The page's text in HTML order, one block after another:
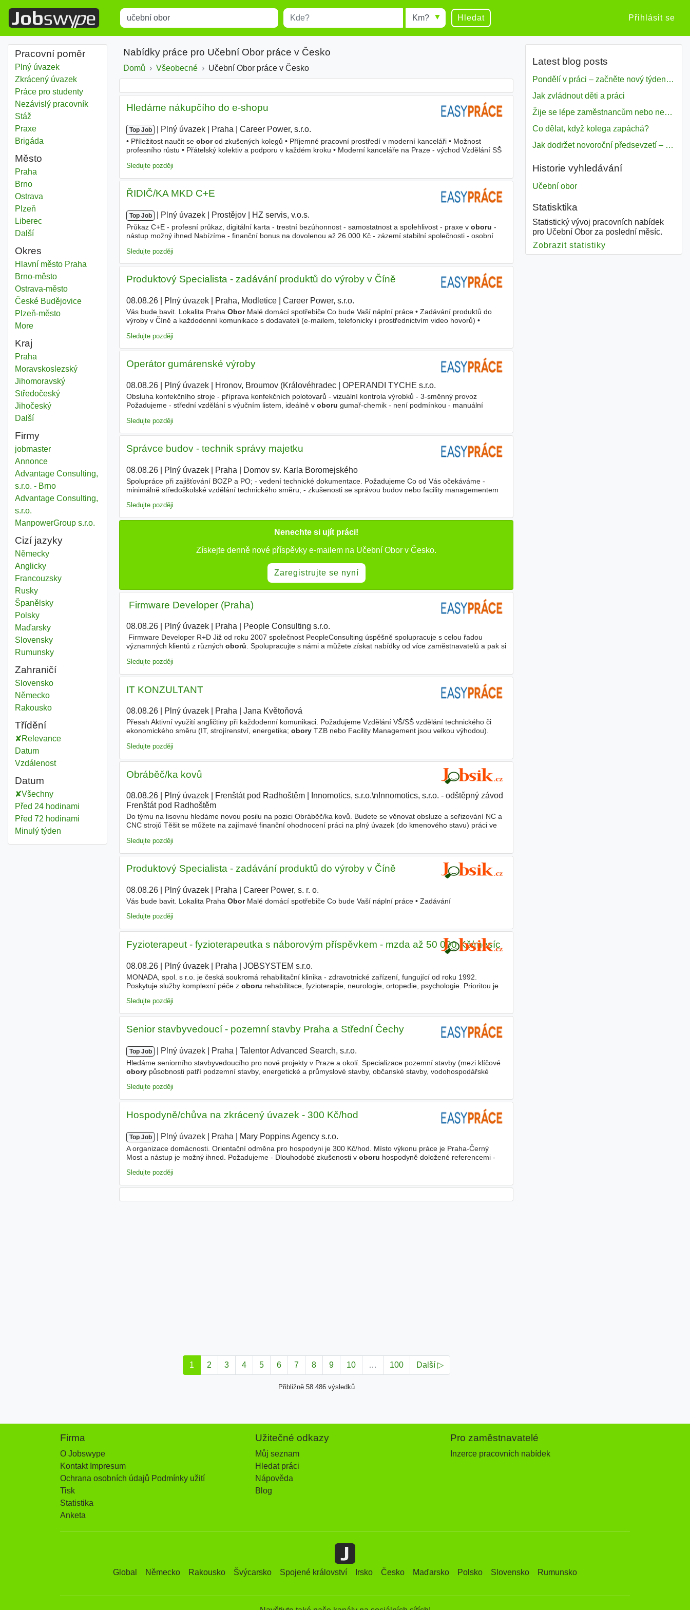
Title Místo
results.
Radius Hledat Přihlásit se
Pracovní poměr
Plný úvazek
Zkrácený úvazek
Práce pro studenty
Nezávislý pracovník
Stáž
Praxe
Brigáda
Město
Učební obor
Praha
Učební obor
Brno
Učební obor
Ostrava
Učební obor
Plzeň
Učební obor
Liberec
Dalšíměsta
Okres
Učební obor
Hlavní město Praha
Učební obor
Brno-městoOkres
Učební obor
Ostrava-městoOkres
Učební obor
České BudějoviceOkres
Učební obor
Plzeň-městoOkres
Moredistricts
Kraj
Učební obor
Praha
Učební obor
MoravskoslezskýKraj
Učební obor
JihomoravskýKraj
Učební obor
StředočeskýKraj
Učební obor
JihočeskýKraj
Dalšíkraj
Firmy
jobmaster
Annonce
Advantage Consulting,
s.r.o. - Brno
Advantage Consulting,
s.r.o.
ManpowerGroup s.r.o.
Cizí jazyky
Německy
Anglicky
Francouzsky
Rusky
Španělsky
Polsky
Maďarsky
Slovensky
Rumunsky
Zahraničí
Učební obor
Slovensko
Učební obor
Německo
Učební obor
Rakousko
Třídění
Relevance
Datum
Vzdálenost
Datum
Všechny
Před 24 hodinami
Před 72 hodinami
Minulý týden
Nabídky práce pro Učební Obor práce v Česko
Domů Všeobecné Učební Obor práce v Česko
Hledáme nákupčího do e-shopu
Top Job Plný úvazek Praha Career Power, s.r.o.
• Příležitost naučit se oborod zkušených kolegů • Příjemné pracovní prostředí v moderní kanceláři • Možnost
profesního růstu • Přátelský kolektiv a podporu v každém kroku • Moderní kanceláře na Praze - východ Vzdělání SŠ
Sledujte později
ŘIDIČ/KA MKD C+E
Top Job Plný úvazek Prostějov HZ servis, v.o.s.
Průkaz C+E - profesní průkaz, digitální karta - trestní bezúhonnost - samostatnost a spolehlivost - praxe v oboru -
nástup možný ihned Nabízíme - finanční bonus na dovolenou až 26.000 Kč - zázemí stabilní společnosti - osobní
Sledujte později
Produktový Specialista - zadávání produktů do výroby v Číně
08.08.26| Plný úvazek| Praha, Modletice| Career Power, s.r.o.
Vás bude bavit. Lokalita Praha OborMalé domácí spotřebiče Co bude Vaší náplní práce • Zadávání produktů do
výroby v Číně a každodenní komunikace s dodavateli (e-mailem, telefonicky i prostřednictvím video hovorů) •
Sledujte později
Operátor gumárenské výroby
08.08.26| Plný úvazek| Hronov, Broumov (Královéhradec| OPERANDI TYCHE s.r.o.
Obsluha konfekčního stroje - příprava konfekčních polotovarů - vizuální kontrola výrobků - 3-směnný provoz
Požadujeme - střední vzdělání s výučním listem, ideálně v oboru gumař-chemik - není podmínkou - manuální
Sledujte později
Správce budov - technik správy majetku
08.08.26| Plný úvazek| Praha Domov sv. Karla Boromejského
Spolupráce při zajišťování BOZP a PO; - vedení technické dokumentace. Požadujeme Co od Vás očekáváme -
minimálně středoškolské vzdělání technického směru; - zkušenosti se správou budov nebo facility managementem
Sledujte později
Nenechte si ujít práci!
Získejte denně nové příspěvky e-mailem na Učební Obor v Česko.
Zaregistrujte se nyní
‍ Firmware Developer (Praha)
08.08.26| Plný úvazek| Praha| People Consulting s.r.o.
‍ Firmware Developer R+D Již od roku 2007 společnost PeopleConsulting úspěšně spolupracuje s celou řadou
významných klientů z různých oborů. Spolupracujte s námi a můžete získat nabídky od více zaměstnavatelů a pak si
Sledujte později
IT KONZULTANT
08.08.26| Plný úvazek| Praha| Jana Květoňová|
Přesah Aktivní využití angličtiny při každodenní komunikaci. Požadujeme Vzdělání VŠ/SŠ vzdělání technického či
ekonomického směru (IT, strojírenství, energetika; oboryTZB nebo Facility Management jsou velkou výhodou).
Sledujte později
Obráběč/ka kovů
08.08.26| Plný úvazek| Frenštát pod Radhoštěm|
Innomotics, s.r.o.\nInnomotics, s.r.o. - odštěpný závod
Frenštát pod Radhoštěm
Do týmu na lisovnu hledáme novou posilu na pozici Obráběč/ka kovů. Budete se věnovat obsluze a seřizování NC a
CNC strojů Těšit se můžete na zajímavé finanční ohodnocení práci na plný úvazek (do kmenového stavu) práci ve
Sledujte později
Produktový Specialista - zadávání produktů do výroby v Číně
08.08.26| Plný úvazek| Praha Career Power, s. r. o.
Vás bude bavit. Lokalita Praha OborMalé domácí spotřebiče Co bude Vaší náplní práce • Zadávání
Sledujte později
Fyzioterapeut - fyzioterapeutka s náborovým příspěvkem - mzda až 50 000 Kč/měsíc
08.08.26| Plný úvazek| Praha JOBSYSTEM s.r.o.
MONADA, spol. s r.o. je česká soukromá rehabilitační klinika - zdravotnické zařízení, fungující od roku 1992.
Poskytuje služby komplexní péče z oboru rehabilitace, fyzioterapie, neurologie, ortopedie, psychologie. Prioritou je
Sledujte později
Senior stavbyvedoucí - pozemní stavby Praha a Střední Čechy
Top Job Plný úvazek Praha Talentor Advanced Search, s.r.o.
Hledáme seniorního stavbyvedoucího pro nové projekty v Praze a okolí. Specializace pozemní stavby (mezi klíčové
oborypůsobnosti patří podzemní stavby, energetické a průmyslové stavby, občanské stavby, vodohospodářské
Sledujte později
Hospodyně/chůva na zkrácený úvazek - 300 Kč/hod
Top Job Plný úvazek Praha Mary Poppins Agency s.r.o.
A organizace domácnosti. Orientační odměna pro hospodyni je 300 Kč/hod. Místo výkonu práce je Praha-Černý
Most a nástup je možný ihned. Požadujeme - Dlouhodobé zkušenosti v oboru hospodyně doložené referencemi -
Sledujte později
1 2 3 4 5 6 7 8 9 10 … 100 Další ▷
Přibližně 58.486 výsledků
Latest blog posts
Pondělí v práci – začněte nový týden s motivací
Jak zvládnout děti a práci
Žije se lépe zaměstnancům nebo nezavislým pracovníkům
Co dělat, když kolega zapáchá?
Jak dodržet novoroční předsevzetí – naše tipy pro dobrý začátek roku 2018
Historie vyhledávání
Učební obor
Statisktika
Statistický vývoj pracovních nabídek
pro Učební Obor za poslední měsíc.
Zobrazit statistiky
Firma
O Jobswype
Kontakt Impresum
Ochrana osobních údajů Podmínky užití
Tisk
Statistika
Anketa
Užitečné odkazy
Můj seznam
Hledat práci
Nápověda
Blog
Pro zaměstnavatelé
Inzerce pracovních nabídek
Global Německo Rakousko Švýcarsko Spojené království Irsko Česko Maďarsko Polsko Slovensko Rumunsko